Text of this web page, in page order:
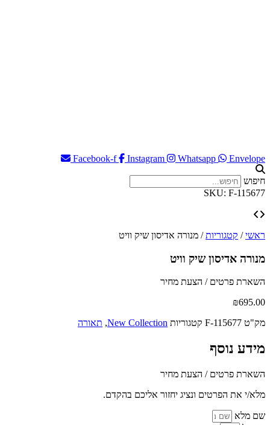
Facebook-f Instagram Whatsapp Envelope
חיפוש
SKU: F-115677
ראשי/ קטגוריות/ מנורה אדיסון שיק וויט
מנורה אדיסון שיק וויט
השארת פרטים / הצעת מחיר
₪695.00
מק"ט F-115677 קטגוריות New Collection
, תאורה
מידע נוסף
השארת פרטים / הצעת מחיר
מלא/י את הפרטים ונציג יחזור אליכם בהקדם.
שם מלא